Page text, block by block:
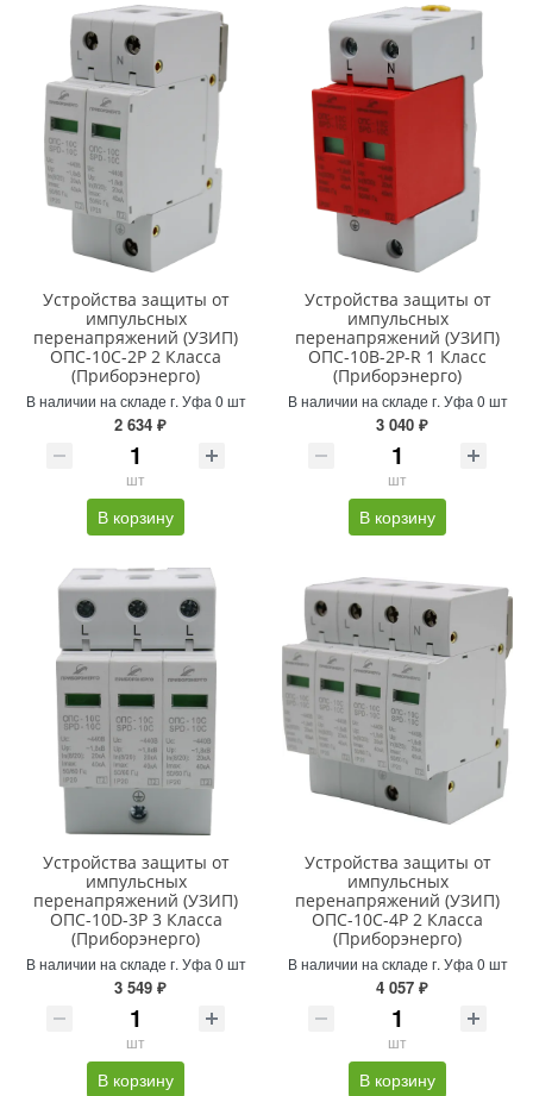
Устройства защиты от
импульсных
перенапряжений (УЗИП)
ОПС-10С-2Р 2 Класса
(Приборэнерго)
В наличии на складе г. Уфа 0 шт
2 634 ₽
шт
В корзину
Устройства защиты от
импульсных
перенапряжений (УЗИП)
ОПС-10В-2Р-R 1 Класс
(Приборэнерго)
В наличии на складе г. Уфа 0 шт
3 040 ₽
шт
В корзину
Устройства защиты от
импульсных
перенапряжений (УЗИП)
ОПС-10D-3Р 3 Класса
(Приборэнерго)
В наличии на складе г. Уфа 0 шт
3 549 ₽
шт
В корзину
Устройства защиты от
импульсных
перенапряжений (УЗИП)
ОПС-10С-4Р 2 Класса
(Приборэнерго)
В наличии на складе г. Уфа 0 шт
4 057 ₽
шт
В корзину